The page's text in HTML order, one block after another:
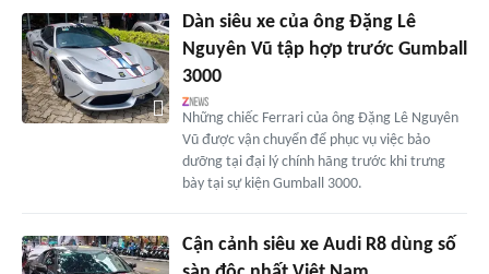
Dàn siêu xe của ông Đặng Lê
Nguyên Vũ tập hợp trước Gumball
3000
Những chiếc Ferrari của ông Đặng Lê Nguyên
Vũ được vận chuyển để phục vụ việc bảo
dưỡng tại đại lý chính hãng trước khi trưng
bày tại sự kiện Gumball 3000.
Cận cảnh siêu xe Audi R8 dùng số